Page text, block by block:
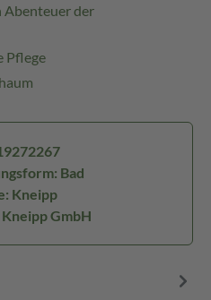
Abenteuer der
Pflege
Bad
Kneipp
GmbH